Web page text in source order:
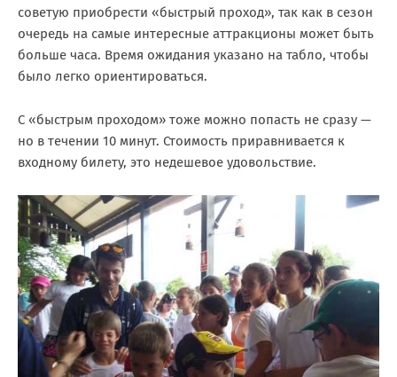
советую приобрести «быстрый проход», так как в сезон
очередь на самые интересные аттракционы может быть
больше часа. Время ожидания указано на табло, чтобы
было легко ориентироваться.
С «быстрым проходом» тоже можно попасть не сразу —
но в течении 10 минут. Стоимость приравнивается к
входному билету, это недешевое удовольствие.